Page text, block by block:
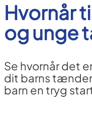
Hvornår
og unge
Se hvornår det
dit barns
barn en tryg